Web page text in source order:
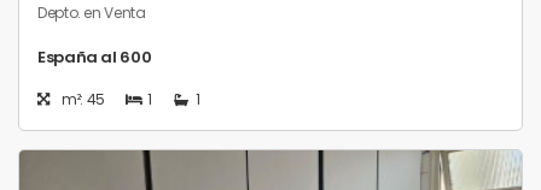
Depto. en Venta
España al 600
m²: 45 1 1